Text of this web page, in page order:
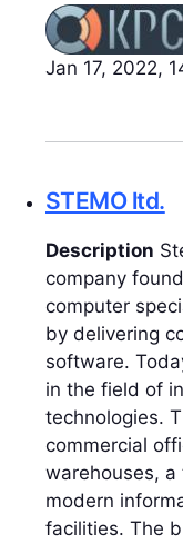
Jan 17, 2022,
STEMO ltd.
Description
company
computer
by delivering
software.
in the field of
technologies.
commercial
warehouses,
modern
facilities. The